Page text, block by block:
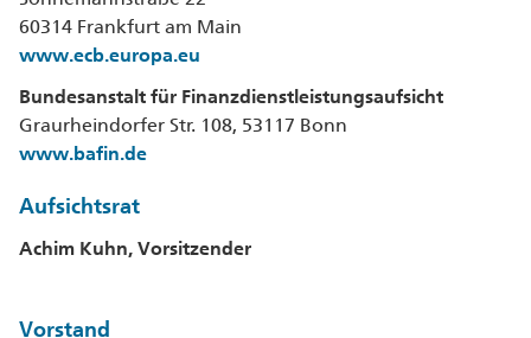
60314 Frankfurt am Main
www.ecb.europa.eu
Bundesanstalt für Finanzdienstleistungsaufsicht
Graurheindorfer Str. 108, 53117 Bonn
www.bafin.de
Aufsichtsrat
Achim Kuhn, Vorsitzender
Vorstand